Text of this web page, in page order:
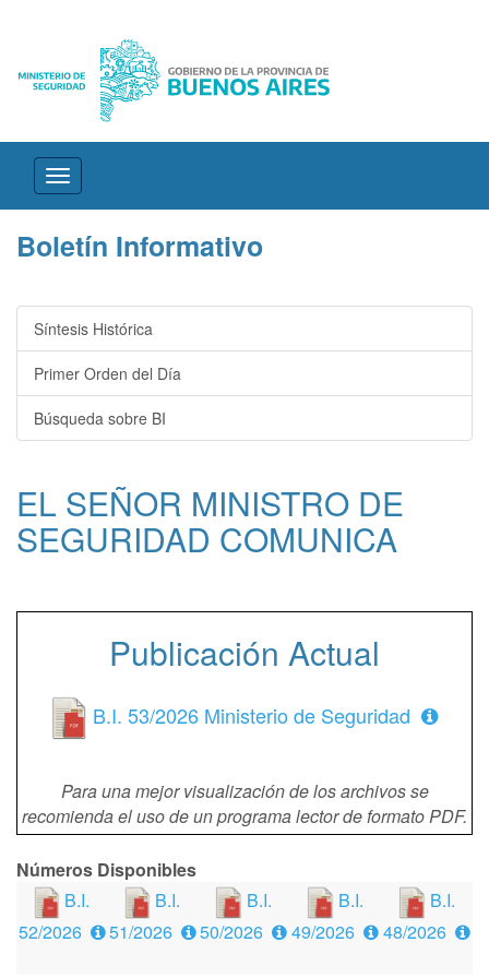
Desplegar
navegación
Boletín Informativo
Síntesis Histórica
Primer Orden del Día
Búsqueda sobre BI
EL SEÑOR MINISTRO DE
SEGURIDAD COMUNICA
Publicación Actual
B.I. 53/2026 Ministerio de Seguridad
Para una mejor visualización de los archivos se
recomienda el uso de un programa lector de formato PDF.
Números Disponibles
B.I.
52/2026
B.I.
51/2026
B.I.
50/2026
B.I.
49/2026
B.I.
48/2026